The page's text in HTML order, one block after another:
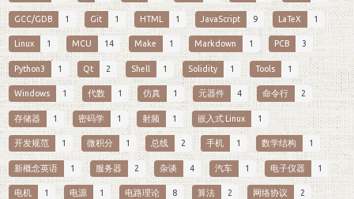
GCC/GDB 1 Git 1 HTML 1 JavaScript 9 LaTeX 1
Linux 1 MCU 14 Make 1 Markdown 1 PCB 3
Python3 1 Qt 2 Shell 1 Solidity 1 Tools 1
Windows 1 代数 1 仿真 1 元器件 4 命令行 2
存储器 1 密码学 1 射频 1 嵌入式 Linux 1
开发规范 1 微积分 1 总线 2 手机 1 数学结构 1
新概念英语 1 服务器 2 杂谈 4 汽车 1 电子仪器 1
电机 1 电源 1 电路理论 8 算法 2 网络协议 2